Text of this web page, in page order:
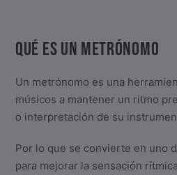
QUÉ ES UN METRÓNOMO
Un metrónomo es una
músicos a mantener un ritmo
o interpretación de su
Por lo que se convierte en uno
para mejorar la sensación